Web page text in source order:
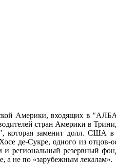
Америки, входящих в
стран Америки в
которая заменит долл. США в
де-Сукре, одного из
резервный
а не по «зарубежным лекалам».